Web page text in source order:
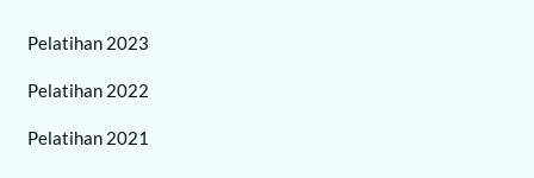
Pelatihan 2023
Pelatihan 2022
Pelatihan 2021